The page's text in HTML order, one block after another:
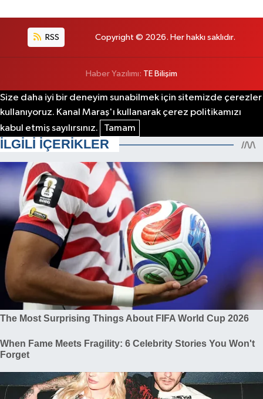
RSS Copyright © 2026. Her hakkı saklıdır.
Haber Yazılımı: TE Bilişim
Size daha iyi bir deneyim sunabilmek için sitemizde çerezler
kullanıyoruz. Kanal Maraş'ı kullanarak çerez politikamızı
kabul etmiş sayılırsınız.
Tamam